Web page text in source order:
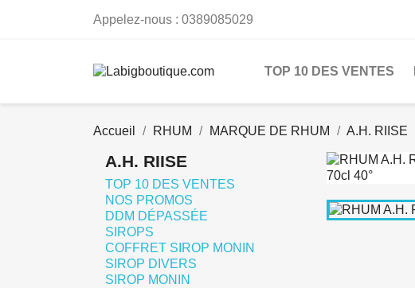
Appelez-nous : 0389085029
TOP 10 DES VENTES
Accueil RHUM MARQUE DE RHUM A.H. RIISE
A.H. RIISE
TOP 10 DES VENTES
NOS PROMOS
DDM DÉPASSÉE
SIROPS
COFFRET SIROP MONIN
SIROP DIVERS
SIROP MONIN